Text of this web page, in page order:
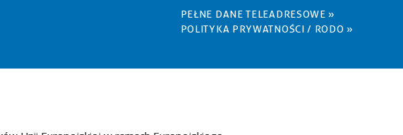
PEŁNE DANE TELEADRESOWE »
POLITYKA PRYWATNOŚCI / RODO »